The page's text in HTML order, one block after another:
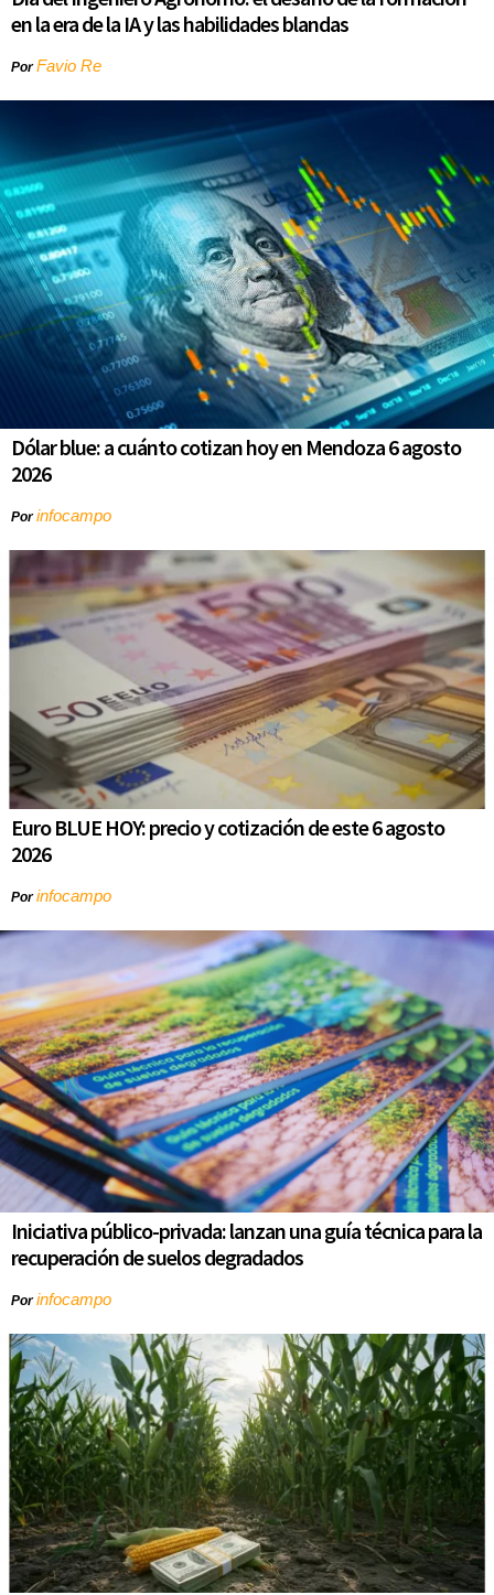
en la era de la IA y las habilidades blandas
PorFavio Re
Dólar blue: a cuánto cotizan hoy en Mendoza 6 agosto
2026
Porinfocampo
Euro BLUE HOY: precio y cotización de este 6 agosto
2026
Porinfocampo
Iniciativa público-privada: lanzan una guía técnica para la
recuperación de suelos degradados
Porinfocampo